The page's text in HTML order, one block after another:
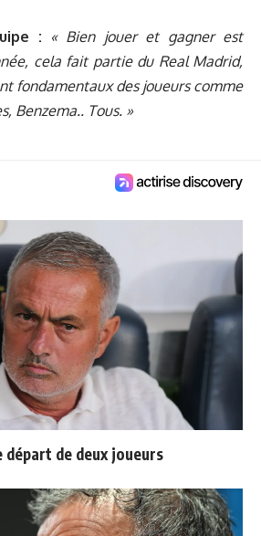
: « Bien jouer et gagner est
cela fait partie du Real Madrid,
fondamentaux des joueurs comme
Benzema.. Tous. »
de deux joueurs